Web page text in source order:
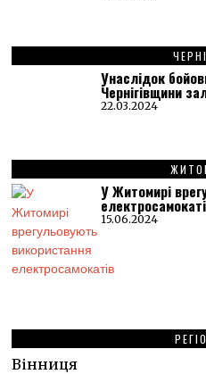
Унаслідок
Чернігівщини
22.03.2024
У Житомирі
15.06.2024
Вінниця